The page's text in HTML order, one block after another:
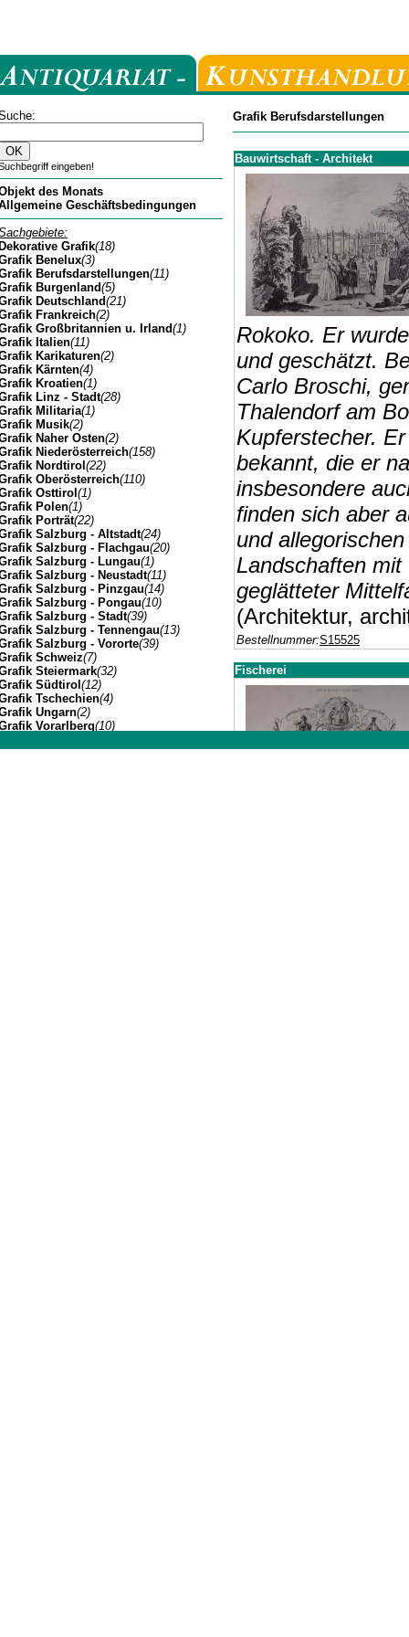
eingeben!
des Monats
Geschäftsbedingungen
Grafik(18)
Benelux(3)
Berufsdarstellungen(11)
Burgenland(5)
Deutschland(21)
Frankreich(2)
Großbritannien u. Irland(1)
Italien(11)
Karikaturen(2)
Kärnten(4)
Kroatien(1)
Linz - Stadt(28)
Militaria(1)
Musik(2)
Naher Osten(2)
Niederösterreich(158)
Nordtirol (22)
Oberösterreich(110)
Osttirol (1)
Polen(1)
Porträt(22)
Salzburg - Altstadt(24)
Salzburg - Flachgau(20)
Salzburg - Lungau(1)
Salzburg - Neustadt(11)
Salzburg - Pinzgau(14)
Salzburg - Pongau(10)
Salzburg - Stadt(39)
Salzburg - Tennengau(13)
Salzburg - Vororte(39)
Schweiz(7)
Steiermark(32)
Südtirol (12)
Tschechien(4)
Ungarn(2)
Vorarlberg(10)
Wien I(3)
Grafik Berufsdarstellungen
Bauwirtschaft - Architekt
Rokoko. Er
und geschätzt.
Carlo Broschi,
Thalendorf am
Kupferstecher.
bekannt, die er
insbesondere
finden sich aber
und
Landschaften
geglätteter
(Architektur,
Bestellnummer:S15525
Fischerei